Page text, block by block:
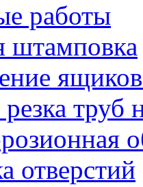
работы
штамповка
труб
отверстий